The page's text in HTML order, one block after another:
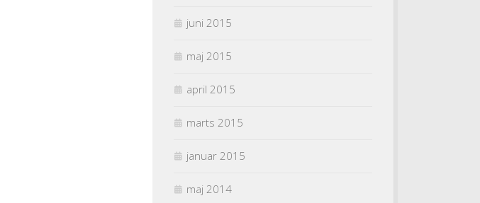
juni 2015
maj 2015
april 2015
marts 2015
januar 2015
maj 2014